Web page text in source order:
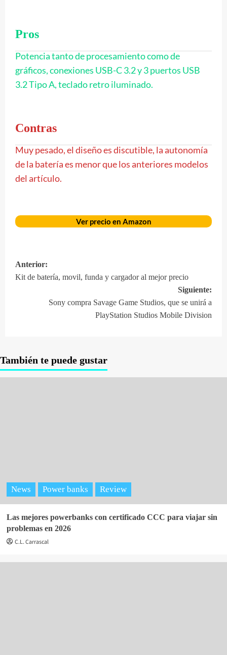
Pros
Potencia tanto de procesamiento como de
gráficos, conexiones USB-C 3.2 y 3 puertos USB
3.2 Tipo A, teclado retro iluminado.
Contras
Muy pesado, el diseño es discutible, la autonomía
de la batería es menor que los anteriores modelos
del artículo.
Ver precio en Amazon
Navegación
entradas
Anterior:
Kit de batería, movil, funda y cargador al mejor precio
Siguiente:
Sony compra Savage Game Studios, que se unirá a
PlayStation Studios Mobile Division
También te puede gustar
News Power banks Review
Las mejores powerbanks con certificado CCC para viajar sin
problemas en 2026
C.L. Carrascal